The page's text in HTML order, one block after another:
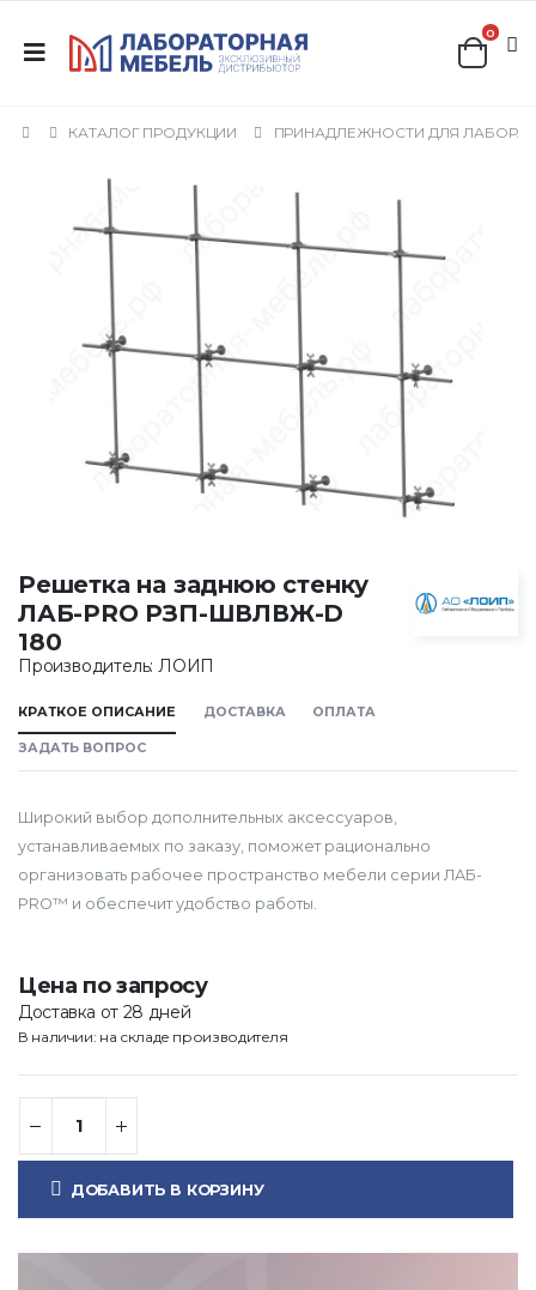
0
КАТАЛОГ ПРОДУКЦИИ ПРИНАДЛЕЖНОСТИ ДЛЯ
Решетка на заднюю стенку
ЛАБ-PRO РЗП-ШВЛВЖ-D
180
Производитель: ЛОИП
КРАТКОЕ ОПИСАНИЕ ДОСТАВКА ОПЛАТА
ЗАДАТЬ ВОПРОС
Широкий выбор дополнительных аксессуаров,
устанавливаемых по заказу, поможет рационально
организовать рабочее пространство мебели серии ЛАБ-
PRO™ и обеспечит удобство работы.
Цена по запросу
Доставка от 28 дней
В наличии: на складе производителя
ДОБАВИТЬ В КОРЗИНУ